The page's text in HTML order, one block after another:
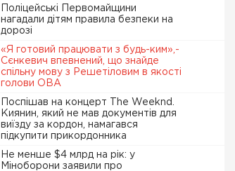
Поліцейські Первомайщини
нагадали дітям правила безпеки на
дорозі
«Я готовий працювати з будь-ким»,-
Сєнкевич впевнений, що знайде
спільну мову з Решетіловим в якості
голови ОВА
Поспішав на концерт The Weeknd.
Киянин, який не мав документів для
виїзду за кордон, намагався
підкупити прикордонника
Не менше $4 млрд на рік: у
Міноборони заявили про